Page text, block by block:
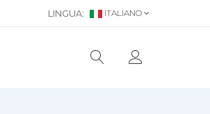
LINGUA: ITALIANO